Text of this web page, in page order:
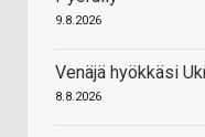
9.8.2026
Venäjä hyökkäsi
8.8.2026